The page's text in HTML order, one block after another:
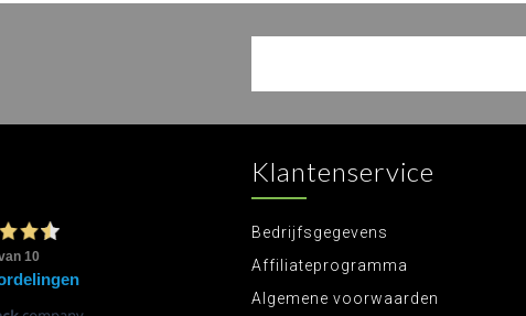
Klantenservice
Bedrijfsgegevens
Affiliateprogramma
Algemene voorwaarden